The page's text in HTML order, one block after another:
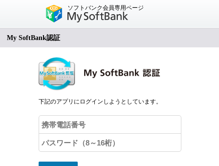
ソフトバンク会員専用ページ
My SoftBank認証
下記のアプリにログインしようとしています。